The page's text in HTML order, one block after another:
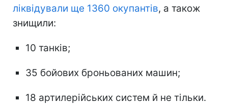
ліквідували ще 1360 окупантів, а також
знищили:
10 танків;
35 бойових броньованих машин;
18 артилерійських систем й не тільки.